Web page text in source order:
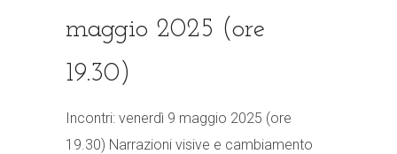
maggio 2025 (ore
19.30)
Incontri: venerdì 9 maggio 2025 (ore
19.30) Narrazioni visive e cambiamento